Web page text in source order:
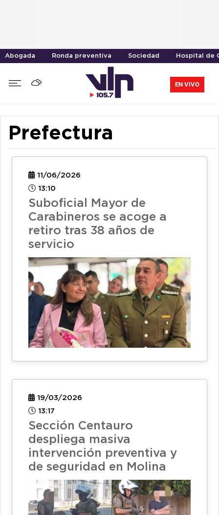
Abogada Ronda preventiva Sociedad Hospital de
EN VIVO
Prefectura
11/06/2026
13:10
Suboficial Mayor de
Carabineros se acoge a
retiro tras 38 años de
servicio
19/03/2026
13:17
Sección Centauro
despliega masiva
intervención preventiva y
de seguridad en Molina